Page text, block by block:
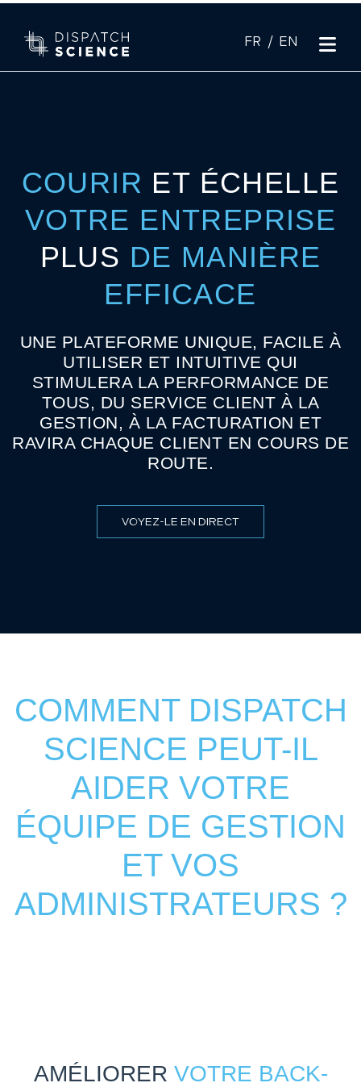
COURIR ET ÉCHELLE
VOTRE ENTREPRISE
PLUS DE MANIÈRE
EFFICACE
UNE PLATEFORME UNIQUE, FACILE À
UTILISER ET INTUITIVE QUI
STIMULERA LA PERFORMANCE DE
TOUS, DU SERVICE CLIENT À LA
GESTION, À LA FACTURATION ET
RAVIRA CHAQUE CLIENT EN COURS DE
ROUTE.
VOYEZ-LE EN DIRECT
COMMENT DISPATCH
SCIENCE PEUT-IL
AIDER VOTRE
ÉQUIPE DE GESTION
ET VOS
ADMINISTRATEURS ?
AMÉLIORER VOTRE BACK-